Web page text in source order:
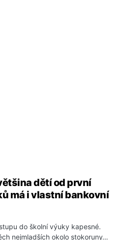
dětí od první
má i vlastní bankovní
do školní výuky kapesné.
nejmladších okolo stokoruny…